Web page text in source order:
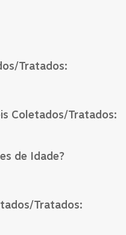
Tratados:
Coletados/Tratados:
de Idade?
Tratados: